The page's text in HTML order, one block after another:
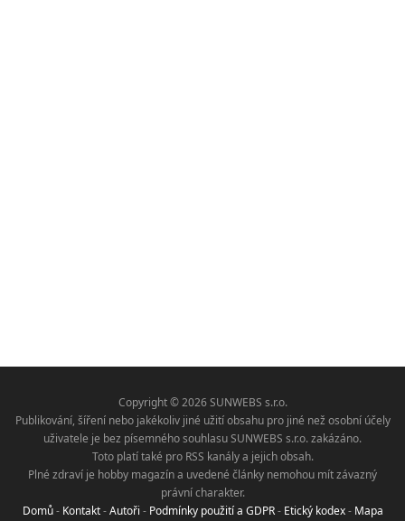
Copyright © 2026 SUNWEBS s.r.o.
Publikování, šíření nebo jakékoliv jiné užití obsahu pro jiné než osobní účely
uživatele je bez písemného souhlasu SUNWEBS s.r.o. zakázáno.
Toto platí také pro RSS kanály a jejich obsah.
Plné zdraví je hobby magazín a uvedené články nemohou mít závazný
právní charakter.
Domů- Kontakt-Autoři - Podmínky použití a GDPR- Etický kodex- Mapa